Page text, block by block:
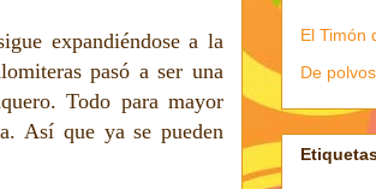
expandiéndose a la
pasó a ser una
Todo para mayor
Así que ya se pueden
El Timón
De